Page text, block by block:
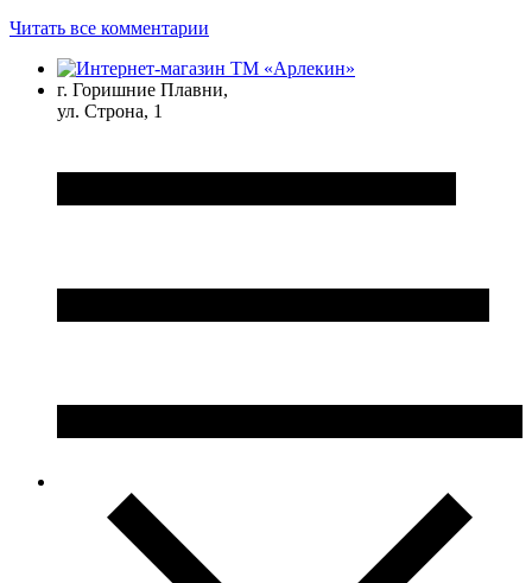
Читать все комментарии
г. Горишние Плавни,
ул. Строна, 1